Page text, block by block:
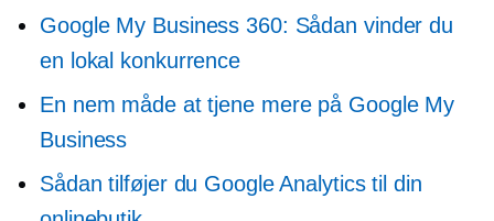
Google My Business 360: Sådan vinder du
en lokal konkurrence
En nem måde at tjene mere på Google My
Business
Sådan tilføjer du Google Analytics til din